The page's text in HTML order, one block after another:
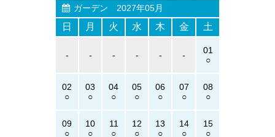
ガーデン 2027年05月
日 月 火 水 木 金 土
- - - - - - 01
02 03 04 05 06 07 08
09 10 11 12 13 14 15